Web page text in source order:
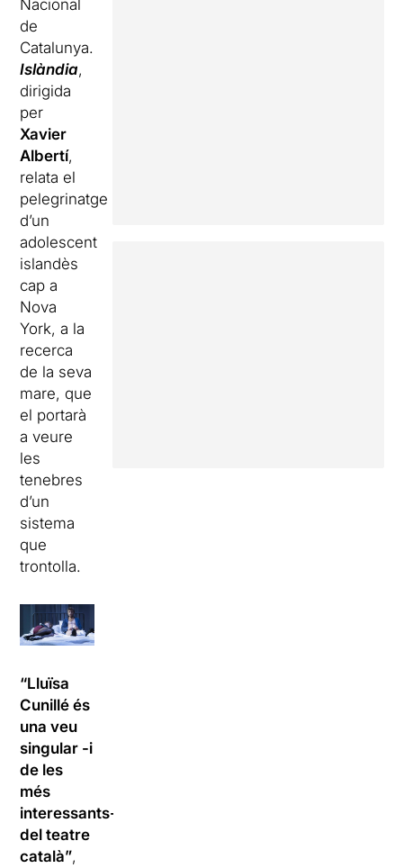
Nacional
de
Catalunya.
Islàndia,
dirigida
per
Xavier
Albertí,
relata el
pelegrinatge
d’un
adolescent
islandès
cap a
Nova
York, a la
recerca
de la seva
mare, que
el portarà
a veure
les
tenebres
d’un
sistema
que
trontolla.
“Lluïsa
Cunillé és
una veu
singular -i
de les
més
interessants-
del teatre
català”,